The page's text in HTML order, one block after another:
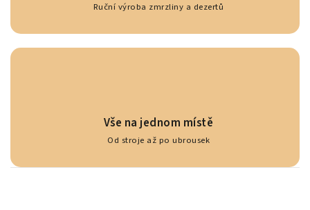
Ruční výroba zmrzliny a dezertů
Vše na jednom místě
Od stroje až po ubrousek